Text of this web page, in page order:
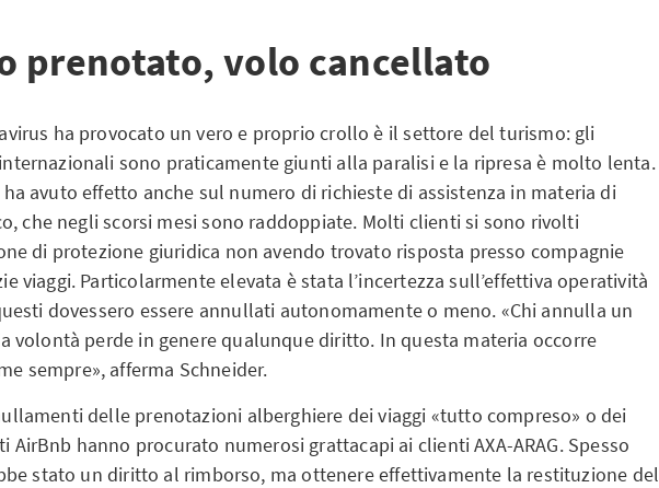
prenotato, volo cancellato
ha provocato un vero e proprio crollo è il settore del turismo: gli
sono praticamente giunti alla paralisi e la ripresa è molto lenta.
avuto effetto anche sul numero di richieste di assistenza in materia di
che negli scorsi mesi sono raddoppiate. Molti clienti si sono rivolti
di protezione giuridica non avendo trovato risposta presso compagnie
viaggi. Particolarmente elevata è stata l’incertezza sull’effettiva operatività
dovessero essere annullati autonomamente o meno. «Chi annulla un
volontà perde in genere qualunque diritto. In questa materia occorre
sempre», afferma Schneider.
delle prenotazioni alberghiere dei viaggi «tutto compreso» o dei
AirBnb hanno procurato numerosi grattacapi ai clienti AXA-ARAG. Spesso
stato un diritto al rimborso, ma ottenere effettivamente la restituzione del